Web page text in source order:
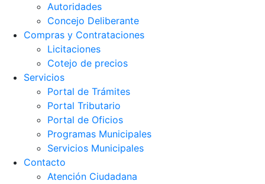
Autoridades
Concejo Deliberante
Compras y Contrataciones
Licitaciones
Cotejo de precios
Servicios
Portal de Trámites
Portal Tributario
Portal de Oficios
Programas Municipales
Servicios Municipales
Contacto
Atención Ciudadana